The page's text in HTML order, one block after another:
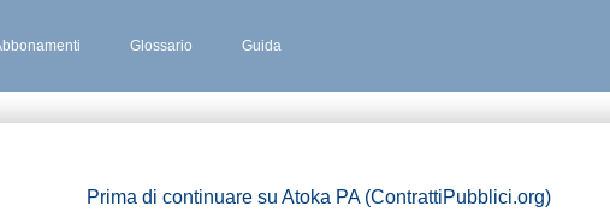
Glossario Guida
AL LAMBRO